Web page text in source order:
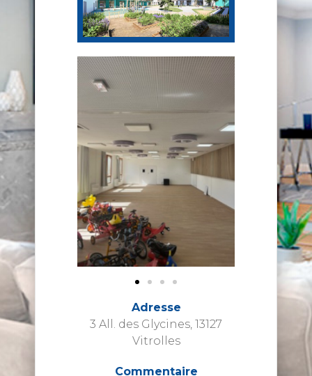
Adresse
3 All. des Glycines, 13127
Vitrolles
Commentaire